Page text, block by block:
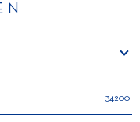
34200